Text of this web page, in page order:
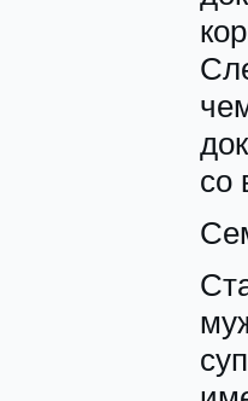
со